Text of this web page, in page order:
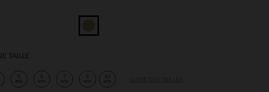
TAILLE
5
ans
6
ans
7
ans
8
ans
10
ans